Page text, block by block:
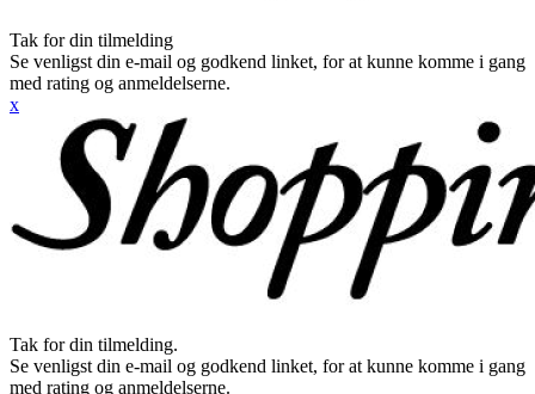
Tak for din tilmelding
Se venligst din e-mail og godkend linket, for at kunne komme i gang
med rating og anmeldelserne.
x
Tak for din tilmelding.
Se venligst din e-mail og godkend linket, for at kunne komme i gang
med rating og anmeldelserne.